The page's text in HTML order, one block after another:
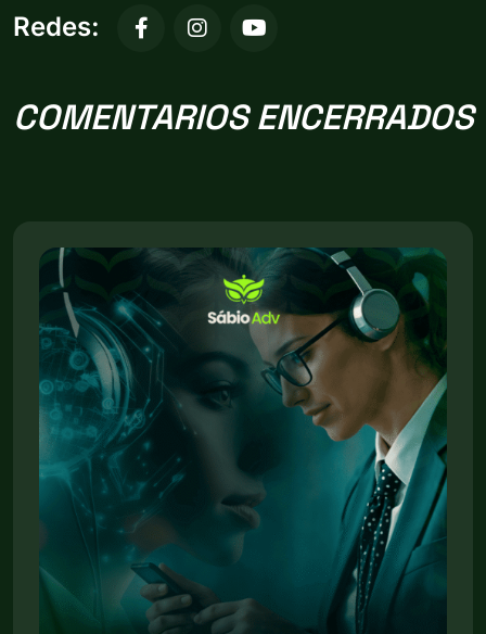
Redes:
COMENTARIOS ENCERRADOS